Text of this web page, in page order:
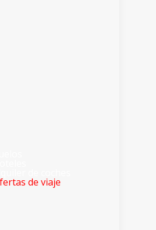
de viaje